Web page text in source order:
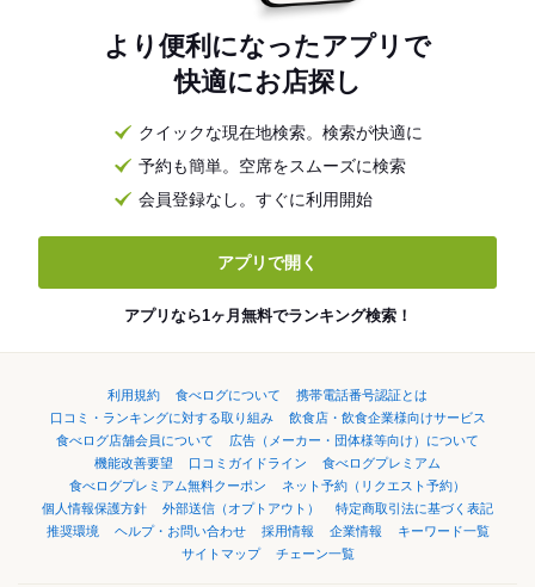
より便利になったアプリで
快適にお店探し
クイックな現在地検索。検索が快適に
予約も簡単。空席をスムーズに検索
会員登録なし。すぐに利用開始
アプリで開く
アプリなら1ヶ月無料でランキング検索！
利用規約 食べログについて
携帯電話番号認証とは
口コミ・ランキングに対する取り組み
飲食店・飲食企業様向けサービス
食べログ店舗会員について
広告（メーカー・団体様等向け）について
機能改善要望
口コミガイドライン
食べログプレミアム
食べログプレミアム無料クーポン
ネット予約（リクエスト予約）
個人情報保護方針
外部送信（オプトアウト）
特定商取引法に基づく表記
推奨環境
ヘルプ・お問い合わせ 採用情報 企業情報
キーワード一覧
サイトマップ
チェーン一覧